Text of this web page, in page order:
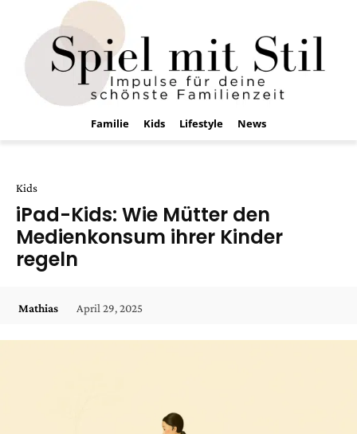
Familie Kids Lifestyle News
Kids
iPad-Kids: Wie Mütter den
Medienkonsum ihrer Kinder
regeln
Mathias April 29, 2025